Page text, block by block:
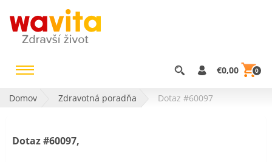
€0,00 0
Domov Zdravotná poradňa Dotaz #60097
Dotaz #60097,